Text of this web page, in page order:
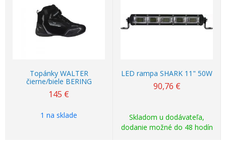
Topánky WALTER
čierne/biele BERING
145 €
1 na sklade
LED rampa SHARK 11" 50W
90,76 €
Skladom u dodávateľa,
dodanie možné do 48 hodín